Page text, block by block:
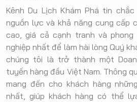
Kênh Du Lịch Khám Phá tin
nguồn lực và khả năng cung cấp
cao, giá cả cạnh tranh và
nghiệp nhất để làm hài lòng Quý
chúng tôi là trở thành một
tuyến hàng đầu Việt Nam. Thông
mang đến cho khách hàng
nhất, giúp khách hàng có thể